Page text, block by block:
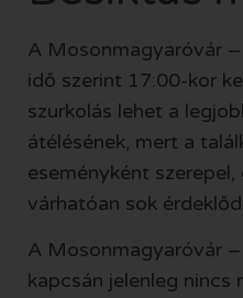
A Mosonmagyaróvár
idő szerint 17:00-kor
szurkolás lehet a
átélésének, mert a
eseményként
várhatóan sok
A Mosonmagyaróvár
kapcsán jelenleg